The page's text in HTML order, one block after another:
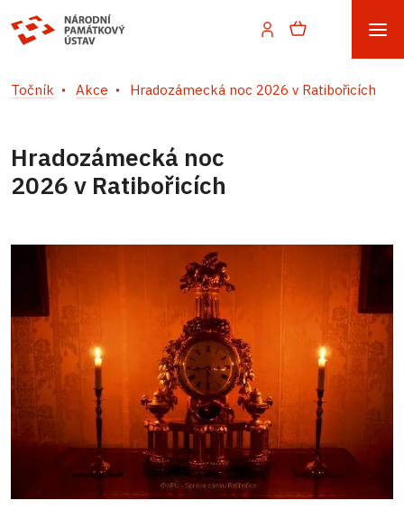
Točník Akce Hradozámecká noc 2026 v Ratibořicích
Hradozámecká noc
2026 v Ratibořicích